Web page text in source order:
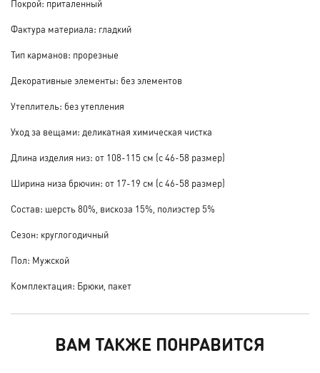
Покрой: приталенный
Фактура материала: гладкий
Тип карманов: прорезные
Декоративные элементы: без элементов
Утеплитель: без утепления
Уход за вещами: деликатная химическая чистка
Длина изделия низ: от 108-115 см (с 46-58 размер)
Ширина низа брючин: от 17-19 см (с 46-58 размер)
Состав: шерсть 80%, вискоза 15%, полиэстер 5%
Сезон: круглогодичный
Пол: Мужской
Комплектация: Брюки, пакет
ВАМ ТАКЖЕ ПОНРАВИТСЯ